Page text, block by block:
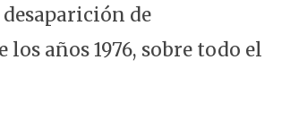
de
años 1976, sobre todo el